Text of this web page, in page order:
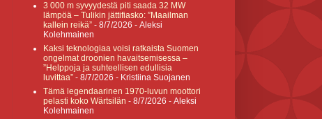
3 000 m syvyydestä piti saada 32 MW
lämpöä – Tulikin jättifiasko: ”Maailman
kallein reikä” - 8/7/2026 - Aleksi
Kolehmainen
Kaksi teknologiaa voisi ratkaista Suomen
ongelmat droonien havaitsemisessa –
”Helppoja ja suhteellisen edullisia
luvittaa” - 8/7/2026 - Kristiina Suojanen
Tämä legendaarinen 1970-luvun moottori
pelasti koko Wärtsilän - 8/7/2026 - Aleksi
Kolehmainen